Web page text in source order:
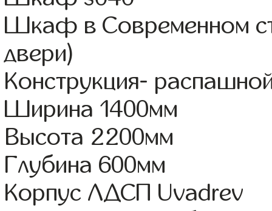
Шкаф в Современном
двери)
Конструкция-
Ширина 1400мм
Высота 2200мм
Глубина 600мм
Корпус ЛДСП Uvadrev